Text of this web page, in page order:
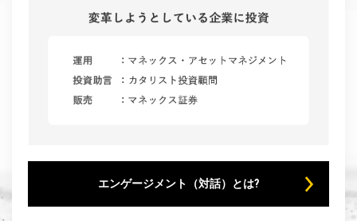
エンゲージメント（対話）とは?